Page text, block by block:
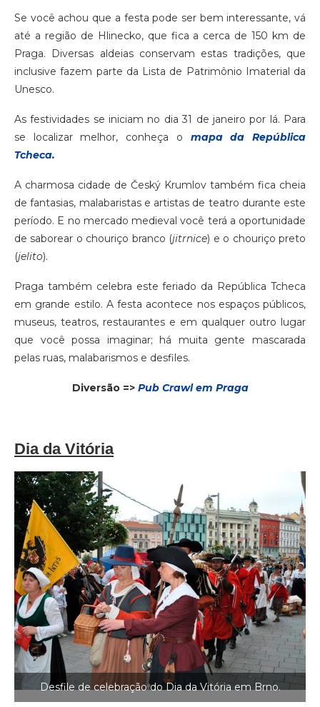
Se você achou que a festa pode ser bem interessante, vá
até a região de Hlinecko, que fica a cerca de 150 km de
Praga. Diversas aldeias conservam estas tradições, que
inclusive fazem parte da Lista de Patrimônio Imaterial da
Unesco.
As festividades se iniciam no dia 31 de janeiro por lá. Para
se localizar melhor, conheça o mapa da República
Tcheca.
A charmosa cidade de Český Krumlov também fica cheia
de fantasias, malabaristas e artistas de teatro durante este
período. E no mercado medieval você terá a oportunidade
de saborear o chouriço branco (jitrnice) e o chouriço preto
(jelito).
Praga também celebra este feriado da República Tcheca
em grande estilo. A festa acontece nos espaços públicos,
museus, teatros, restaurantes e em qualquer outro lugar
que você possa imaginar; há muita gente mascarada
pelas ruas, malabarismos e desfiles.
Diversão => Pub Crawl em Praga
Dia da Vitória
Desfile de celebração do Dia da Vitória em Brno.